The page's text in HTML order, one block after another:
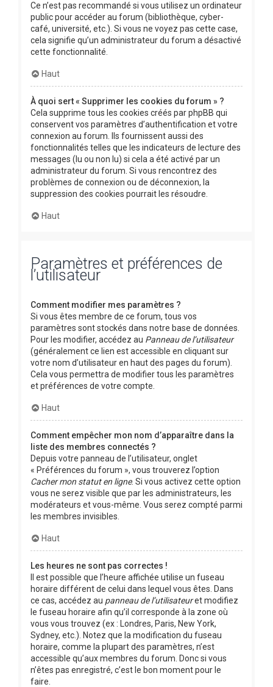
Ce n’est pas recommandé si vous utilisez un ordinateur
public pour accéder au forum (bibliothèque, cyber-
café, université, etc.). Si vous ne voyez pas cette case,
cela signifie qu’un administrateur du forum a désactivé
cette fonctionnalité.
Haut
À quoi sert « Supprimer les cookies du forum » ?
Cela supprime tous les cookies créés par phpBB qui
conservent vos paramètres d’authentification et votre
connexion au forum. Ils fournissent aussi des
fonctionnalités telles que les indicateurs de lecture des
messages (lu ou non lu) si cela a été activé par un
administrateur du forum. Si vous rencontrez des
problèmes de connexion ou de déconnexion, la
suppression des cookies pourrait les résoudre.
Haut
Paramètres et préférences de
l’utilisateur
Comment modifier mes paramètres ?
Si vous êtes membre de ce forum, tous vos
paramètres sont stockés dans notre base de données.
Pour les modifier, accédez au Panneau de l’utilisateur
(généralement ce lien est accessible en cliquant sur
votre nom d’utilisateur en haut des pages du forum).
Cela vous permettra de modifier tous les paramètres
et préférences de votre compte.
Haut
Comment empêcher mon nom d’apparaître dans la
liste des membres connectés ?
Depuis votre panneau de l’utilisateur, onglet
« Préférences du forum », vous trouverez l’option
Cacher mon statut en ligne. Si vous activez cette option
vous ne serez visible que par les administrateurs, les
modérateurs et vous-même. Vous serez compté parmi
les membres invisibles.
Haut
Les heures ne sont pas correctes !
Il est possible que l’heure affichée utilise un fuseau
horaire différent de celui dans lequel vous êtes. Dans
ce cas, accédez au panneau de l’utilisateuret modifiez
le fuseau horaire afin qu’il corresponde à la zone où
vous vous trouvez (ex : Londres, Paris, New York,
Sydney, etc.). Notez que la modification du fuseau
horaire, comme la plupart des paramètres, n’est
accessible qu’aux membres du forum. Donc si vous
n’êtes pas enregistré, c’est le bon moment pour le
faire.